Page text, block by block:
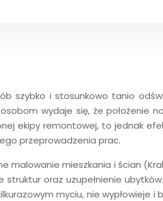
szybko i stosunkowo tanio
wydaje się, że
ekipy remontowej, to jednak
przeprowadzenia prac.
malowanie mieszkania i ścian
struktur oraz uzupełnienie
myciu, nie wypłowieje